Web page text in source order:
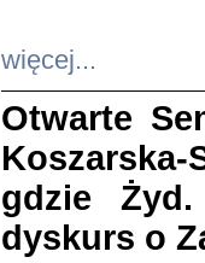
więcej...
Otwarte
Koszarska-
gdzie
dyskurs o